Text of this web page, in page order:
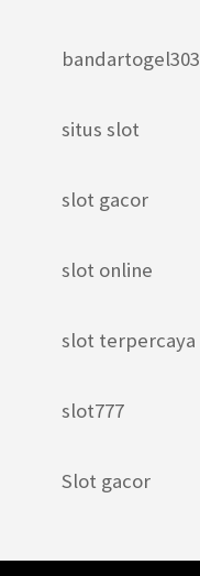
bandartogel303
situs slot
slot gacor
slot online
slot terpercaya
slot777
Slot gacor